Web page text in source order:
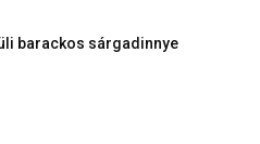
barackos sárgadinnye